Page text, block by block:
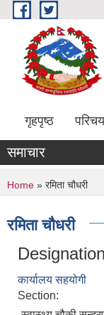
Skip to main content
गृहपृष्ठ परिचय
समाचार
You are
Home » रमिता चौधरी
रमिता चौधरी
कार्यालय सहयोगी
Section: